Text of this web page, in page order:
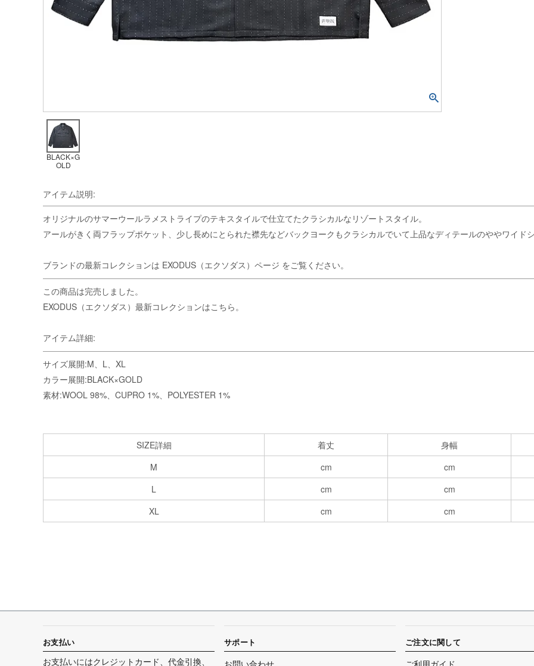
BLACK×G
OLD
アイテム説明:
オリジナルのサマーウールラメストライプのテキスタイルで仕立てたクラシカルなリゾートスタイル。
アールがきく両フラップポケット、少し長めにとられた襟先などバックヨークもクラシカルでいて上品なディテールのややワイドシ
ブランドの最新コレクションは EXODUS（エクソダス）ページ をご覧ください。
この商品は完売しました。
EXODUS（エクソダス）最新コレクションはこちら。
アイテム詳細:
サイズ展開:M、L、XL
カラー展開:BLACK×GOLD
素材:WOOL 98%、CUPRO 1%、POLYESTER 1%
SIZE詳細 着丈 身幅
M
cm cm
L
cm cm
XL
cm cm
お支払い
お支払いにはクレジットカード、代金引換、
サポート ご注文に関して